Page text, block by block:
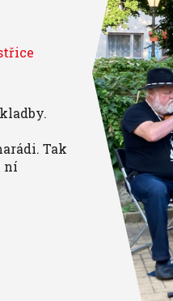
Tak
ní